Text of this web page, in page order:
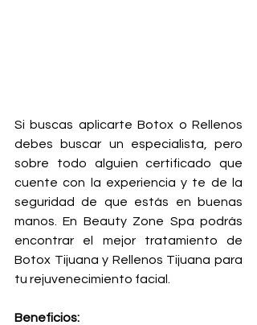
Si buscas aplicarte Botox o Rellenos
debes buscar un especialista, pero
sobre todo alguien certificado que
cuente con la experiencia y te de la
seguridad de que estás en buenas
manos. En Beauty Zone Spa podrás
encontrar el mejor tratamiento de
Botox Tijuana y Rellenos Tijuana para
tu rejuvenecimiento facial.
Beneficios: